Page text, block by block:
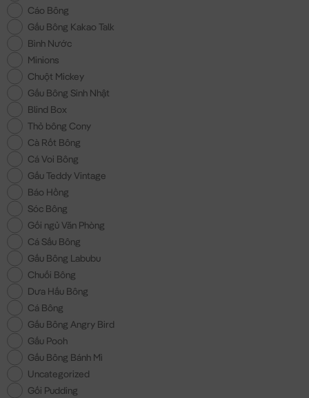
Cáo Bông
Gấu Bông Kakao Talk
Bình Nước
Minions
Chuột Mickey
Gấu Bông Sinh Nhật
Blind Box
Thỏ bông Cony
Cà Rốt Bông
Cá Voi Bông
Gấu Teddy Vintage
Báo Hồng
Sóc Bông
Gối ngủ Văn Phòng
Cá Sấu Bông
Gấu Bông Labubu
Chuối Bông
Dưa Hấu Bông
Cá Bông
Gấu Bông Angry Bird
Gấu Pooh
Gấu Bông Bánh Mì
Uncategorized
Gối Pudding